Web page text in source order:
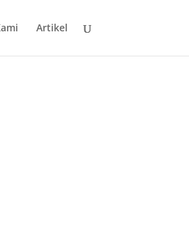
Artikel